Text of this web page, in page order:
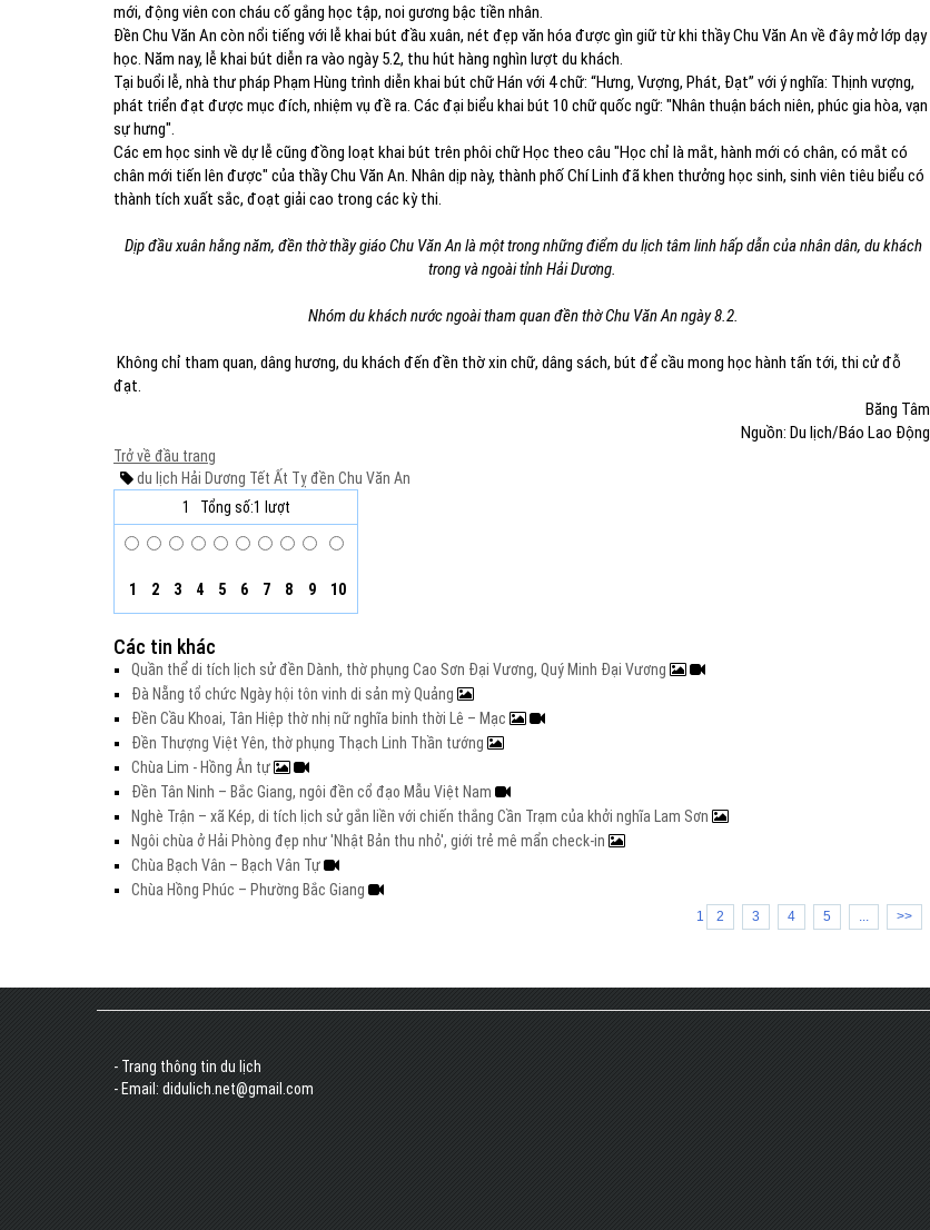
mới, động viên con cháu cố gắng học tập, noi gương bậc tiền nhân.
Đền Chu Văn An còn nổi tiếng với lễ khai bút đầu xuân, nét đẹp văn hóa được gìn giữ từ khi thầy Chu Văn An về đây mở lớp dạy
học. Năm nay, lễ khai bút diễn ra vào ngày 5.2, thu hút hàng nghìn lượt du khách.
Tại buổi lễ, nhà thư pháp Phạm Hùng trình diễn khai bút chữ Hán với 4 chữ: “Hưng, Vượng, Phát, Đạt” với ý nghĩa: Thịnh vượng,
phát triển đạt được mục đích, nhiệm vụ đề ra. Các đại biểu khai bút 10 chữ quốc ngữ: "Nhân thuận bách niên, phúc gia hòa, vạn
sự hưng".
Các em học sinh về dự lễ cũng đồng loạt khai bút trên phôi chữ Học theo câu "Học chỉ là mắt, hành mới có chân, có mắt có
chân mới tiến lên được" của thầy Chu Văn An. Nhân dịp này, thành phố Chí Linh đã khen thưởng học sinh, sinh viên tiêu biểu có
thành tích xuất sắc, đoạt giải cao trong các kỳ thi.
Dịp đầu xuân hằng năm, đền thờ thầy giáo Chu Văn An là một trong những điểm du lịch tâm linh hấp dẫn của nhân dân, du khách
trong và ngoài tỉnh Hải Dương.
Nhóm du khách nước ngoài tham quan đền thờ Chu Văn An ngày 8.2.
Không chỉ tham quan, dâng hương, du khách đến đền thờ xin chữ, dâng sách, bút để cầu mong học hành tấn tới, thi cử đỗ
đạt.
Băng Tâm
Nguồn: Du lịch/Báo Lao Động
Trở về đầu trang
du lịch Hải Dương Tết Ất Tỵđền Chu Văn An
1
Tổng số:1 lượt
1 2 3 4 5 6 7 8 9 10
Các tin khác
Quần thể di tích lịch sử đền Dành, thờ phụng Cao Sơn Đại Vương, Quý Minh Đại Vương
Đà Nẵng tổ chức Ngày hội tôn vinh di sản mỳ Quảng
Đền Cầu Khoai, Tân Hiệp thờ nhị nữ nghĩa binh thời Lê – Mạc
Đền Thượng Việt Yên, thờ phụng Thạch Linh Thần tướng
Chùa Lim - Hồng Ân tự
Đền Tân Ninh – Bắc Giang, ngôi đền cổ đạo Mẫu Việt Nam
Nghè Trận – xã Kép, di tích lịch sử gắn liền với chiến thắng Cần Trạm của khởi nghĩa Lam Sơn
Ngôi chùa ở Hải Phòng đẹp như 'Nhật Bản thu nhỏ', giới trẻ mê mẩn check-in
Chùa Bạch Vân – Bạch Vân Tự
Chùa Hồng Phúc – Phường Bắc Giang
1 2 3 4 5 ... >>
- Trang thông tin du lịch
- Email: didulich.net@gmail.com